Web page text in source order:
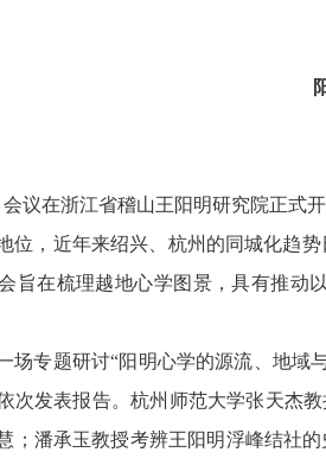
会议在浙江省稽山王阳明研究院正式
位，近年来绍兴、杭州的同城化趋
旨在梳理越地心学图景，具有推动
场专题研讨“阳明心学的源流、地
次发表报告。杭州师范大学张天杰
；潘承玉教授考辨王阳明浮峰结社